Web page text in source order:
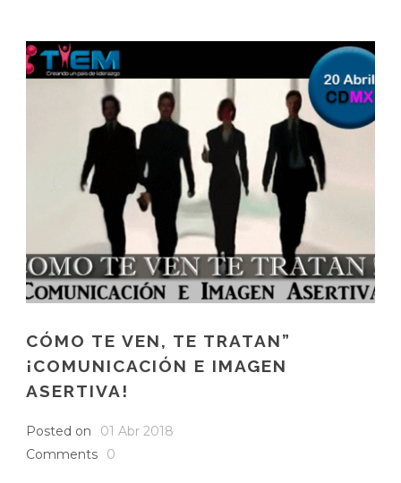
CÓMO TE VEN, TE TRATAN”
¡COMUNICACIÓN E IMAGEN
ASERTIVA!
Posted on
01 Abr 2018
Comments
0